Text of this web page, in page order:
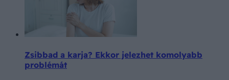
Zsibbad a karja? Ekkor jelezhet komolyabb
problémát